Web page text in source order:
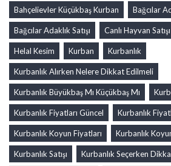
Bahçelievler Küçükbaş Kurban Bağcılar
Bağcılar Adaklık Satışı Canlı Hayvan Satışı
Helal Kesim Kurban Kurbanlık
Kurbanlık Alırken Nelere Dikkat Edilmeli
Kurbanlık Büyükbaş Mı Küçükbaş Mı
Kurbanlık Fiyatları Güncel Kurbanlık
Kurbanlık Koyun Fiyatları Kurbanlık
Kurbanlık Satışı Kurbanlık Seçerken